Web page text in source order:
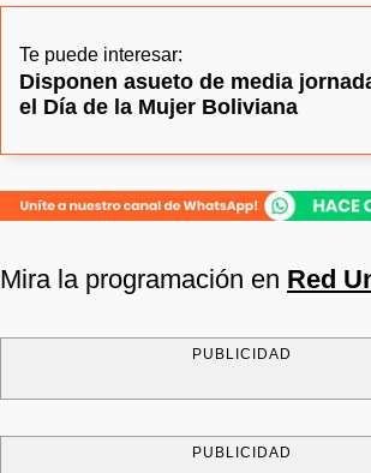
Te puede interesar:
Disponen asueto de media
el Día de la Mujer Boliviana
Mira la programación en Red
PUBLICIDAD
PUBLICIDAD